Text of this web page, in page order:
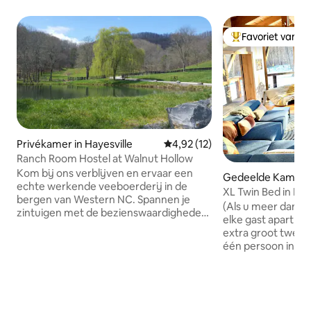
Privékamer in Hayesville Gemiddelde beoordeling van
4,92 (12)
Ranch Room Hostel at Walnut Hollow
Kom bij ons verblijven en ervaar een
echte werkende veeboerderij in de
bergen van Western NC. Spannen je
zintuigen met de bezienswaardigheden,
Topfavoriet van
Favoriet van
Gedeelde Kamer
e
XL Twin Bed in
Arete
(Als u meer dan
elke gast apart boeken!) U
extra groot
één persoon in